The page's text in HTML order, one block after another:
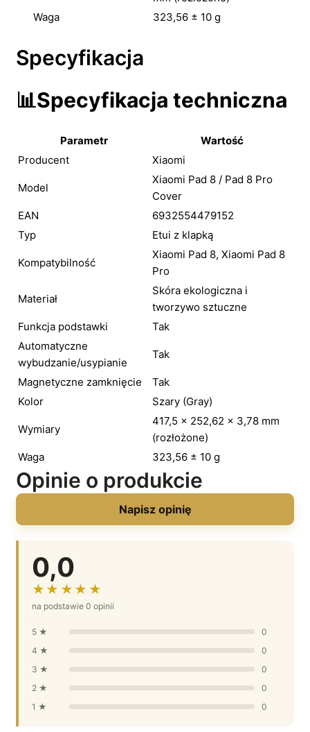
Waga
323,56 ± 10 g
Specyfikacja
📊Specyfikacja techniczna
Parametr
Wartość
Producent
Xiaomi
Model
Xiaomi Pad 8 / Pad 8 Pro
Cover
EAN
6932554479152
Typ
Etui z klapką
Kompatybilność
Xiaomi Pad 8, Xiaomi Pad 8
Pro
Materiał
Skóra ekologiczna i
tworzywo sztuczne
Funkcja podstawki
Tak
Automatyczne
wybudzanie/usypianie
Tak
Magnetyczne zamknięcie
Tak
Kolor
Szary (Gray)
Wymiary
417,5 × 252,62 × 3,78 mm
(rozłożone)
Waga
323,56 ± 10 g
Opinie o produkcie
Napisz opinię
0,0
★★★★★
na podstawie 0 opinii
5 ★
0
4 ★
0
3 ★
0
2 ★
0
1 ★
0